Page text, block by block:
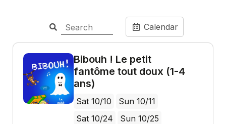
Calendar
Bibouh ! Le petit
fantôme tout doux (1-4
ans)
Sat 10/10
Sun 10/11
Sat 10/24
Sun 10/25